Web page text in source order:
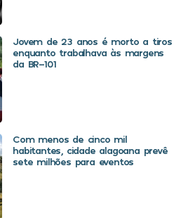
Jovem de 23 anos é morto a tiros
enquanto trabalhava às margens
da BR-101
Com menos de cinco mil
habitantes, cidade alagoana prevê
sete milhões para eventos